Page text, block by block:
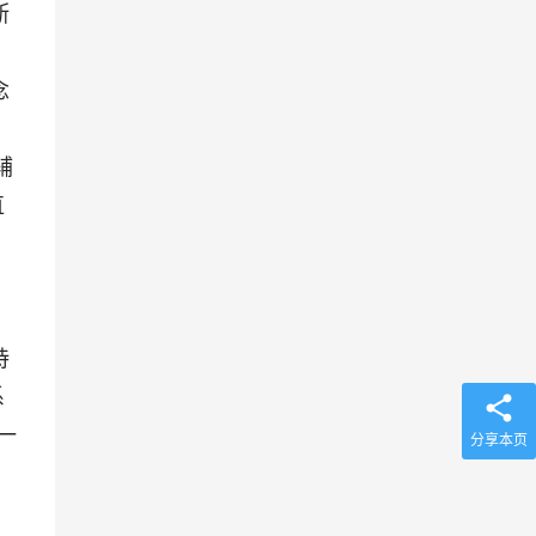
分享本页